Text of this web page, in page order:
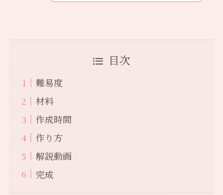
目次
難易度
材料
作成時間
作り方
解説動画
完成